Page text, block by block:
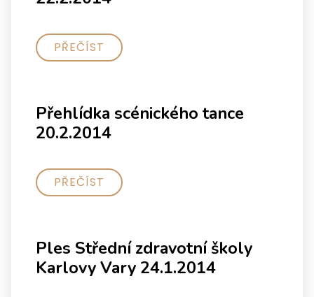
PŘEČÍST
Přehlídka scénického tance
20.2.2014
PŘEČÍST
Ples Střední zdravotní školy
Karlovy Vary 24.1.2014